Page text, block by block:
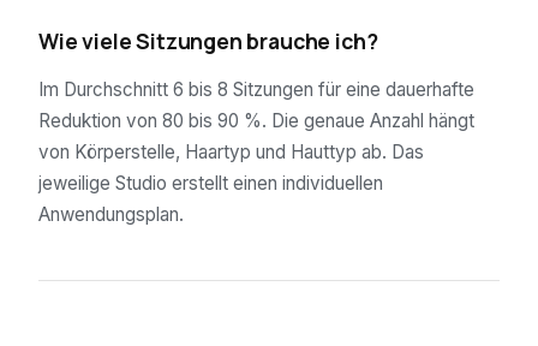
Wie viele Sitzungen brauche ich?
Im Durchschnitt 6 bis 8 Sitzungen für eine dauerhafte
Reduktion von 80 bis 90 %. Die genaue Anzahl hängt
von Körperstelle, Haartyp und Hauttyp ab. Das
jeweilige Studio erstellt einen individuellen
Anwendungsplan.